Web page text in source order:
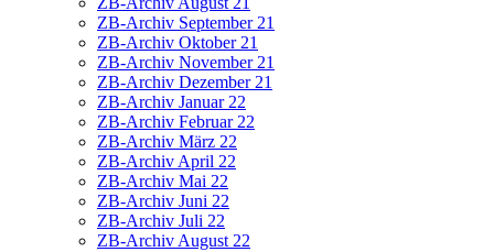
ZB-Archiv September 21
ZB-Archiv Oktober 21
ZB-Archiv November 21
ZB-Archiv Dezember 21
ZB-Archiv Januar 22
ZB-Archiv Februar 22
ZB-Archiv März 22
ZB-Archiv April 22
ZB-Archiv Mai 22
ZB-Archiv Juni 22
ZB-Archiv Juli 22
ZB-Archiv August 22